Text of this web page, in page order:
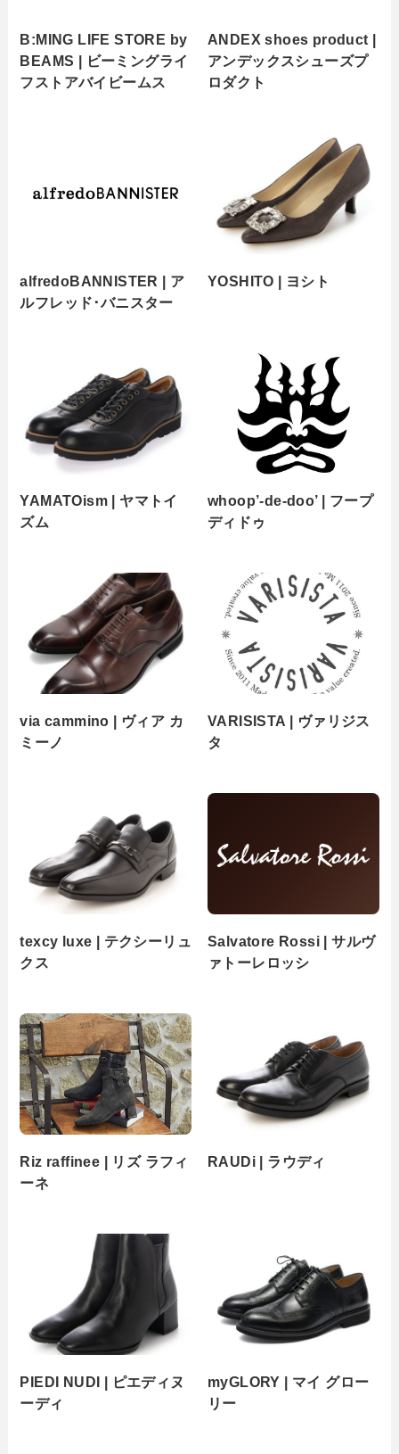
B:MING LIFE STORE by
BEAMS | ビーミングライ
フストアバイビームス
ANDEX shoes product |
アンデックスシューズプ
ロダクト
alfredoBANNISTER | ア
ルフレッド･バニスター
YOSHITO | ヨシト
YAMATOism | ヤマトイ
ズム
whoop’-de-doo’ | フープ
ディドゥ
via cammino | ヴィア カ
ミーノ
VARISISTA | ヴァリジス
タ
texcy luxe | テクシーリュ
クス
Salvatore Rossi | サルヴ
ァトーレロッシ
Riz raffinee | リズ ラフィ
ーネ
RAUDi | ラウディ
PIEDI NUDI | ピエディヌ
ーディ
myGLORY | マイ グロー
リー